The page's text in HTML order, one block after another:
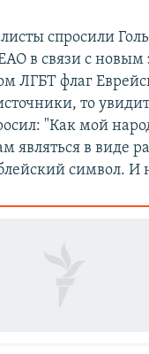
спросили
в связи с
ЛГБТ флаг
то
"Как мой
являться в виде
символ. И